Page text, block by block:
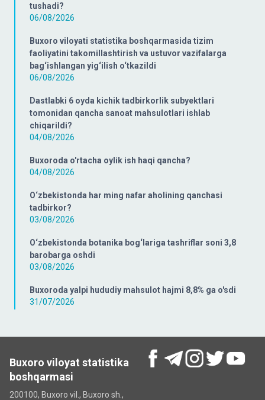
tushadi?
06/08/2026
Buxoro viloyati statistika boshqarmasida tizim
faoliyatini takomillashtirish va ustuvor vazifalarga
bag‘ishlangan yig‘ilish o‘tkazildi
06/08/2026
Dastlabki 6 oyda kichik tadbirkorlik subyektlari
tomonidan qancha sanoat mahsulotlari ishlab
chiqarildi?
04/08/2026
Buxoroda o'rtacha oylik ish haqi qancha?
04/08/2026
O‘zbekistonda har ming nafar aholining qanchasi
tadbirkor?
03/08/2026
O‘zbekistonda botanika bog‘lariga tashriflar soni 3,8
barobarga oshdi
03/08/2026
Buxoroda yalpi hududiy mahsulot hajmi 8,8% ga o'sdi
31/07/2026
Buxoro viloyat statistika
boshqarmasi
200100, Buxoro vil., Buxoro sh.,